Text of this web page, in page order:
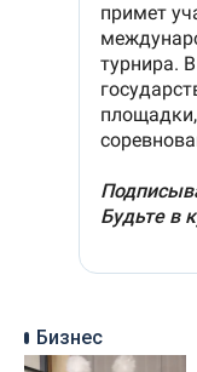
Бизнес